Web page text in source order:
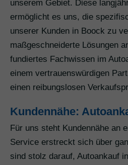
unserem Gebiet. Diese
ermöglicht es uns, die
unserer Kunden in Boock zu
maßgeschneiderte Lösungen
fundiertes Fachwissen im
einem vertrauenswürdigen
einen reibungslosen
Kundennähe:
Für uns steht Kundennähe an
Service erstreckt sich über
sind stolz darauf, Autoankauf